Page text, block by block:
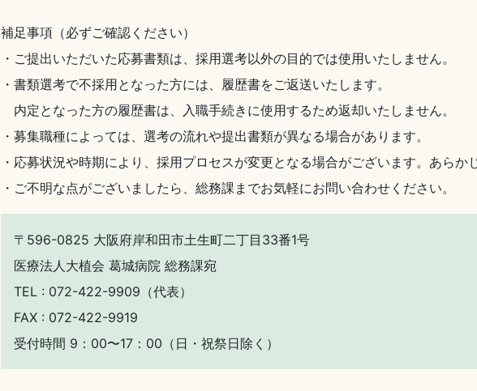
補足事項（必ずご確認ください）
・ご提出いただいた応募書類は、採用選考以外の目的では使用いたしません。
・書類選考で不採用となった方には、履歴書をご返送いたします。
内定となった方の履歴書は、入職手続きに使用するため返却いたしません。
・募集職種によっては、選考の流れや提出書類が異なる場合があります。
・応募状況や時期により、採用プロセスが変更となる場合がございます。あらか
・ご不明な点がございましたら、総務課までお気軽にお問い合わせください。
〒596-0825 大阪府岸和田市土生町二丁目33番1号
医療法人大植会 葛城病院 総務課宛
TEL : 072-422-9909 （代表）
FAX : 072-422-9919
受付時間 9：00〜17：00（日・祝祭日除く）